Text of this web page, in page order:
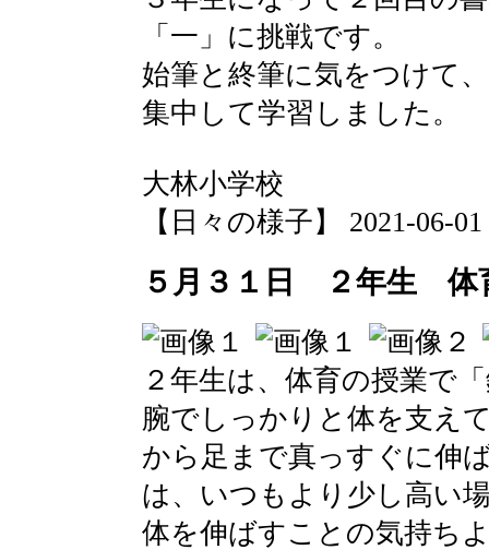
「一」に挑戦です。
始筆と終筆に気をつけて
集中して学習しました。
大林小学校
【日々の様子】 2021-06-
５月３１日 ２年生 体
２年生は、体育の授業で
腕でしっかりと体を支え
から足まで真っすぐに伸
は、いつもより少し高い
体を伸ばすことの気持ち